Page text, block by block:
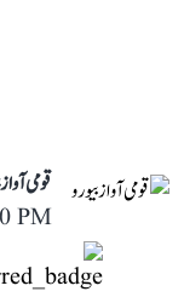
قومی
PM